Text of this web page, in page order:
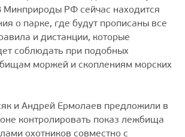
Минприроды РФ сейчас находится
о парке, где будут прописаны все
и дистанции, которые
соблюдать при подобных
моржей и скоплениям морских
и Андрей Ермолаев предложили в
контролировать показ лежбища
охотников совместно с